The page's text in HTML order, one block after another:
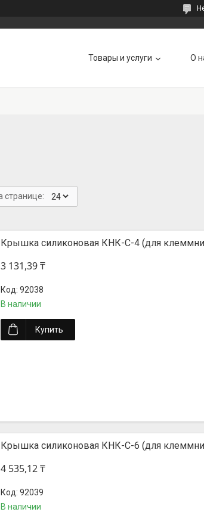
Товары и услуги О
Крышка силиконовая КНК-С-4 (для
3 131,39 ₸
92038
В наличии
Купить
Крышка силиконовая КНК-С-6 (для
4 535,12 ₸
92039
В наличии